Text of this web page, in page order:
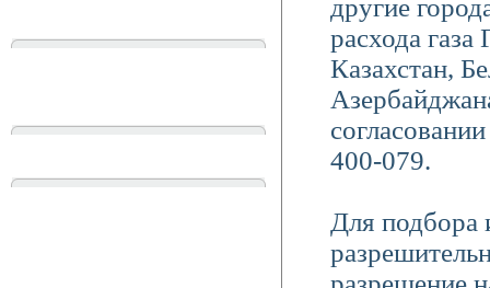
другие
расхода
Казахстан,
400-079.
Для подбора